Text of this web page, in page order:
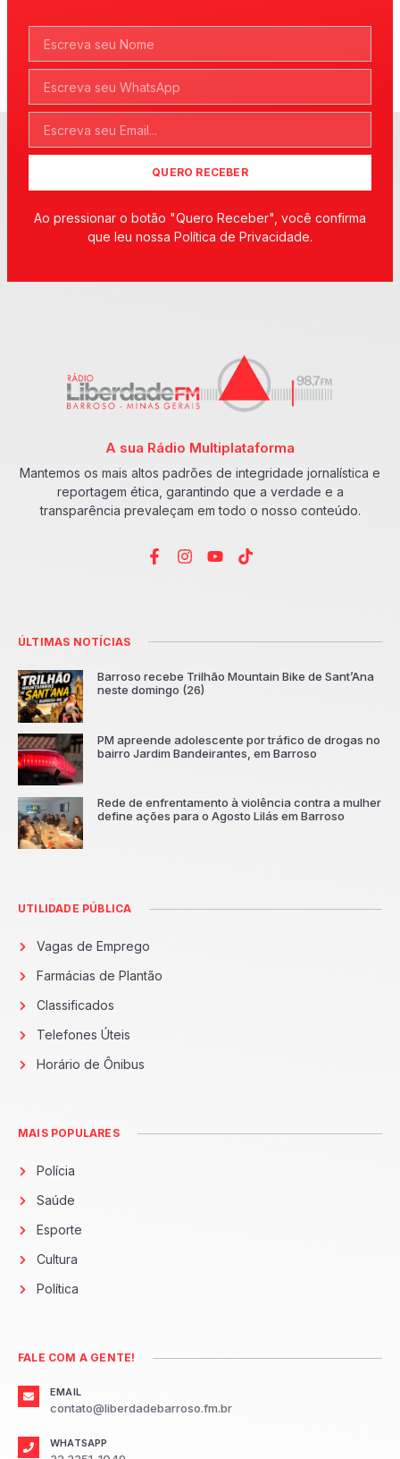
QUERO RECEBER
Ao pressionar o botão "Quero Receber", você confirma
que leu nossa Política de Privacidade.
A sua Rádio Multiplataforma
Mantemos os mais altos padrões de integridade jornalística e
reportagem ética, garantindo que a verdade e a
transparência prevaleçam em todo o nosso conteúdo.
ÚLTIMAS NOTÍCIAS
Barroso recebe Trilhão Mountain Bike de Sant’Ana
neste domingo (26)
PM apreende adolescente por tráfico de drogas no
bairro Jardim Bandeirantes, em Barroso
Rede de enfrentamento à violência contra a mulher
define ações para o Agosto Lilás em Barroso
UTILIDADE PÚBLICA
Vagas de Emprego
Farmácias de Plantão
Classificados
Telefones Úteis
Horário de Ônibus
MAIS POPULARES
Polícia
Saúde
Esporte
Cultura
Política
FALE COM A GENTE!
EMAIL
contato@liberdadebarroso.fm.br
WHATSAPP